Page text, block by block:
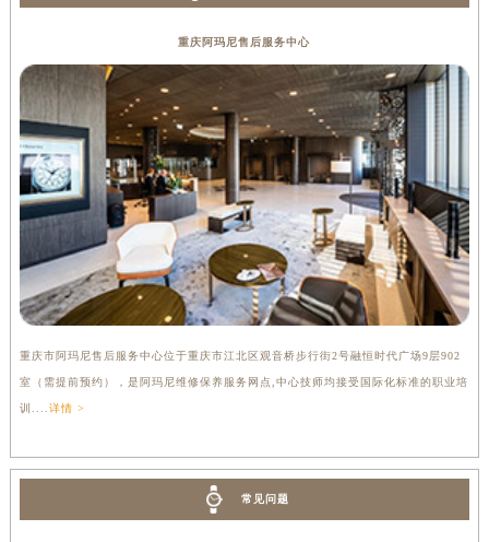
重庆阿玛尼售后服务中心
重庆市阿玛尼售后服务中心位于重庆市江北区观音桥步行街2号融恒时代广场9层902
室（需提前预约），是阿玛尼维修保养服务网点,中心技师均接受国际化标准的职业培
训.... 详情 >
常见问题